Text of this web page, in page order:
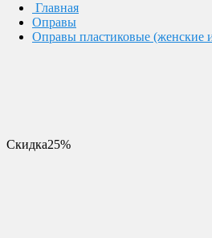
Главная
Оправы
Оправы пластиковые (женские
Скидка25%